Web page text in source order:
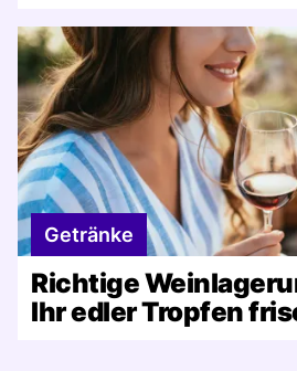
Getränke
Richtige
Ihr edler Tropfen